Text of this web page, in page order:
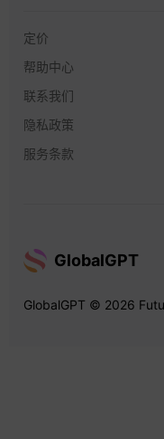
定价
帮助中心
联系我们
隐私政策
服务条款
GlobalGPT
GlobalGPT © 2026